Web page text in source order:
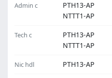
Admin c
PTH13-AP
NTTT1-AP
Tech c
PTH13-AP
NTTT1-AP
Nic hdl PTH13-AP